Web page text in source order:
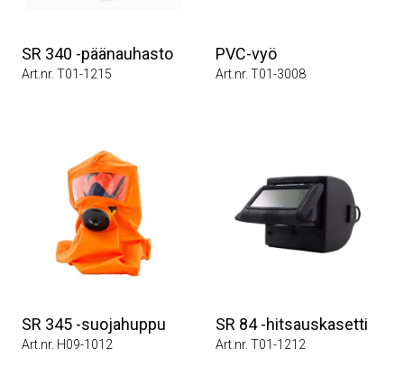
SR 340 -päänauhasto
Art.nr. T01-1215
PVC-vyö
Art.nr. T01-3008
SR 345 -suojahuppu
Art.nr. H09-1012
SR 84 -hitsauskasetti
Art.nr. T01-1212